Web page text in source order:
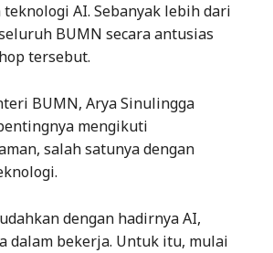
AI. Sebanyak lebih dari
BUMN secara antusias
tersebut.
BUMN, Arya Sinulingga
mengikuti
salah satunya dengan
dengan hadirnya AI,
dalam bekerja. Untuk itu, mulai